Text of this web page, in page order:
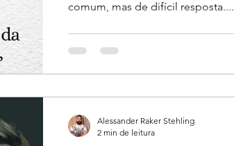
comum, mas de difícil resposta....
Alessander Raker Stehling
2 min de leitura